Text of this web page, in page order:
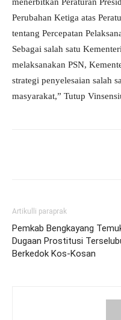
Perubahan Ketiga atas
tentang Percepatan
Sebagai salah satu
melaksanakan PSN,
strategi penyelesaian salah
masyarakat,” Tutup
Artikulli paraprak
Pemkab Bengkayang
Dugaan Prostitusi
Berkedok Kos-Kosan